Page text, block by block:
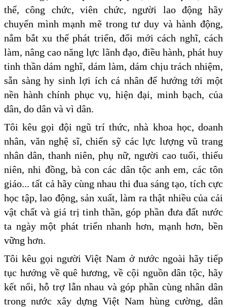
thể, công chức, viên chức, người lao động hãy
chuyển mình mạnh mẽ trong tư duy và hành động,
nắm bắt xu thế phát triển, đổi mới cách nghĩ, cách
làm, nâng cao năng lực lãnh đạo, điều hành, phát huy
tinh thần dám nghĩ, dám làm, dám chịu trách nhiệm,
sẵn sàng hy sinh lợi ích cá nhân để hướng tới một
nền hành chính phục vụ, hiện đại, minh bạch, của
dân, do dân và vì dân.
Tôi kêu gọi đội ngũ trí thức, nhà khoa học, doanh
nhân, văn nghệ sĩ, chiến sỹ các lực lượng vũ trang
nhân dân, thanh niên, phụ nữ, người cao tuổi, thiếu
niên, nhi đồng, bà con các dân tộc anh em, các tôn
giáo... tất cả hãy cùng nhau thi đua sáng tạo, tích cực
học tập, lao động, sản xuất, làm ra thật nhiều của cải
vật chất và giá trị tinh thần, góp phần đưa đất nước
ta ngày một phát triển nhanh hơn, mạnh hơn, bền
vững hơn.
Tôi kêu gọi người Việt Nam ở nước ngoài hãy tiếp
tục hướng về quê hương, về cội nguồn dân tộc, hãy
kết nối, hỗ trợ lẫn nhau và góp phần cùng nhân dân
trong nước xây dựng Việt Nam hùng cường, dân